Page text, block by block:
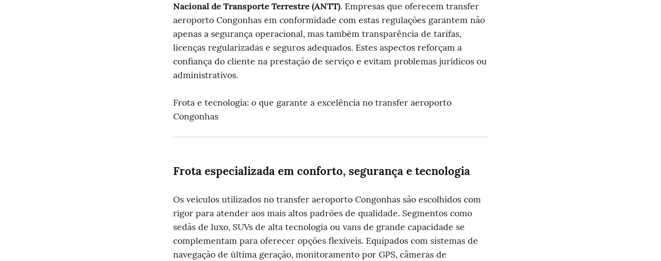
Nacional de Transporte Terrestre (ANTT). Empresas que oferecem transfer
aeroporto Congonhas em conformidade com estas regulações garantem não
apenas a segurança operacional, mas também transparência de tarifas,
licenças regularizadas e seguros adequados. Estes aspectos reforçam a
confiança do cliente na prestação de serviço e evitam problemas jurídicos ou
administrativos.
Frota e tecnologia: o que garante a excelência no transfer aeroporto
Congonhas
Frota especializada em conforto, segurança e tecnologia
Os veículos utilizados no transfer aeroporto Congonhas são escolhidos com
rigor para atender aos mais altos padrões de qualidade. Segmentos como
sedãs de luxo, SUVs de alta tecnologia ou vans de grande capacidade se
complementam para oferecer opções flexíveis. Equipados com sistemas de
navegação de última geração, monitoramento por GPS, câmeras de